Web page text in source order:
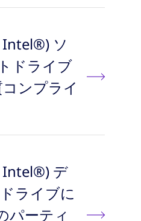
ソ
ドライブ
コンプライ
Intel®) デ
ライブに
パーティ